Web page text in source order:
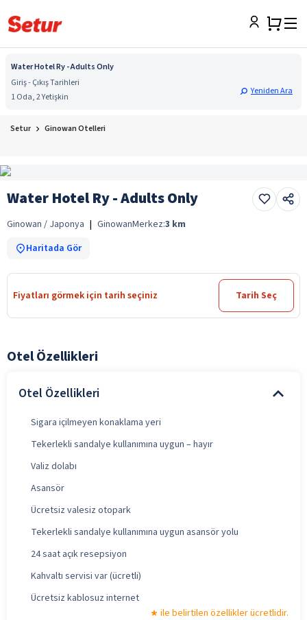
Water Hotel Ry - Adults Only
Giriş - Çıkış Tarihleri
1 Oda, 2 Yetişkin
Yeniden Ara
Setur Ginowan Otelleri
Water Hotel Ry - Adults Only
Ginowan / Japonya | GinowanMerkez:3 km
Haritada Gör
Fiyatları görmek için tarih seçiniz Tarih Seç
Otel Özellikleri
Otel Özellikleri
Sigara içilmeyen konaklama yeri
Tekerlekli sandalye kullanımına uygun – hayır
Valiz dolabı
Asansör
Ücretsiz valesiz otopark
Tekerlekli sandalye kullanımına uygun asansör yolu
24 saat açık resepsiyon
Kahvaltı servisi var (ücretli)
Ücretsiz kablosuz internet
ile belirtilen özellikler ücretlidir.